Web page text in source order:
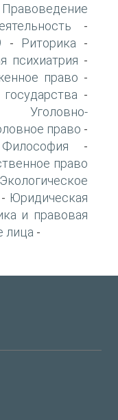
Правоведение
-
- Риторика -
психиатрия -
право -
-
Уголовно-
право -
Философия -
право
Экологическое
- Юридическая
и правовая
лица -